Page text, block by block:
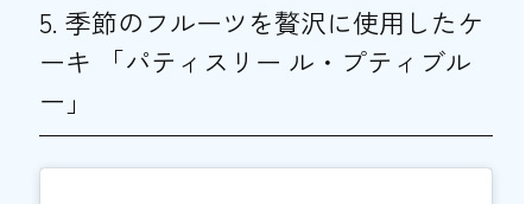
5. 季節のフルーツを贅沢に使用したケ
ーキ 「パティスリー ル・プティブル
ー」